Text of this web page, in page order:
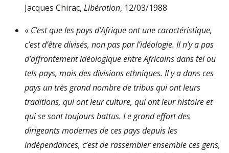
Jacques Chirac, Libération, 12/03/1988
« C’est que les pays d’Afrique ont une caractéristique,
c’est d’être divisés, non pas par l’idéologie. Il n’y a pas
d’affrontement idéologique entre Africains dans tel ou
tels pays, mais des divisions ethniques. Il y a dans ces
pays un très grand nombre de tribus qui ont leurs
traditions, qui ont leur culture, qui ont leur histoire et
qui se sont toujours battus. Le grand effort des
dirigeants modernes de ces pays depuis les
indépendances, c’est de rassembler ensemble ces gens,